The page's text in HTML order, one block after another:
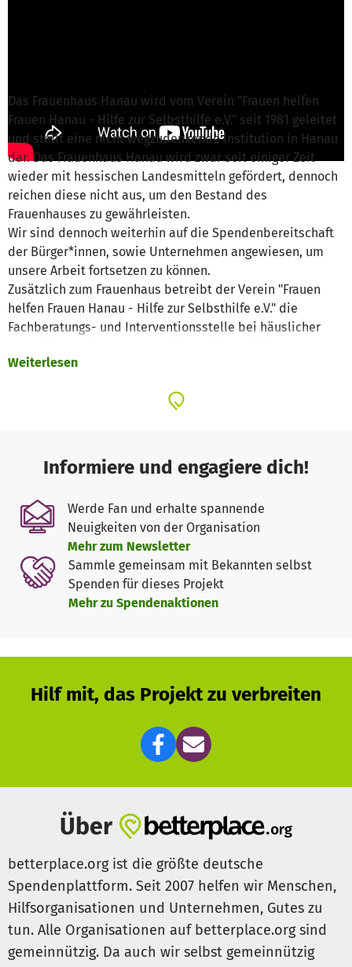
Das Frauenhaus Hanau wird vom Verein "Frauen helfen
Frauen Hanau - Hilfe zur Selbsthilfe e.V." seit 1981 geleitet
und stellt eine nicht wegzudenkende Institution in Hanau
dar. Das Frauenhaus Hanau wird zwar seit einiger Zeit
wieder mit hessischen Landesmitteln gefördert, dennoch
reichen diese nicht aus, um den Bestand des
Frauenhauses zu gewährleisten.
Wir sind dennoch weiterhin auf die Spendenbereitschaft
der Bürger*innen, sowie Unternehmen angewiesen, um
unsere Arbeit fortsetzen zu können.
Zusätzlich zum Frauenhaus betreibt der Verein "Frauen
helfen Frauen Hanau - Hilfe zur Selbsthilfe e.V." die
Fachberatungs- und Interventionsstelle bei häuslicher
Themen häusliche Gewalt, Trennung/Scheidung,
April 2020 unterhält der Verein auch zwei
herausfordernden Zeit Frauen und Kindern Zuflucht vor
Gewalt bieten zu können, dabei aber die anderen
Bewohnerinnen im Frauenhaus selbst vor einer Infektion
zu schützen.
Mit Ihrer Spende unterstützen Sie direkt die Arbeit
innerhalb des Frauenhaus Hanau und gewährleisten, dass
die Kolleginnen den betroffenen Frauen und Kinder
Zuflucht, Beratung und Hoffnung für ein gewaltfreies Leben
Weiterlesen
Informiere und engagiere dich!
Werde Fan und erhalte spannende
Neuigkeiten von der Organisation
Mehr zum Newsletter
Sammle gemeinsam mit Bekannten selbst
Spenden für dieses Projekt
Mehr zu Spendenaktionen
Hilf mit, das Projekt zu verbreiten
Über
betterplace.org ist die größte deutsche
Spendenplattform. Seit 2007 helfen wir Menschen,
Hilfsorganisationen und Unternehmen, Gutes zu
tun. Alle Organisationen auf betterplace.org sind
gemeinnützig. Da auch wir selbst gemeinnützig